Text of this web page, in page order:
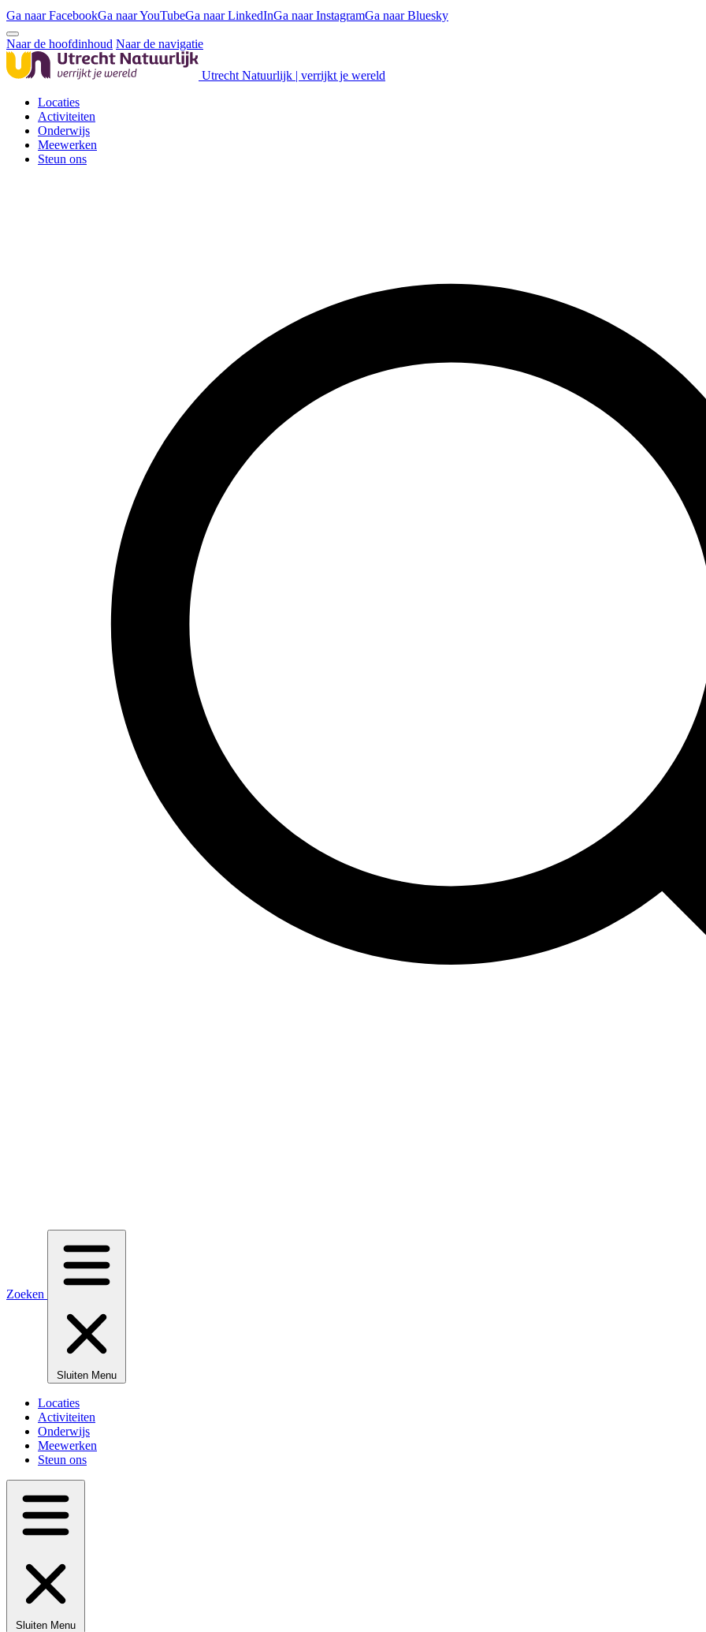
Ga naar FacebookGa naar YouTubeGa naar LinkedInGa naar InstagramGa naar Bluesky
Naar de hoofdinhoud Naar de navigatie
Utrecht Natuurlijk | verrijkt je wereld
Locaties
Activiteiten
Onderwijs
Meewerken
Steun ons
Zoeken
Sluiten Menu
Locaties
Activiteiten
Onderwijs
Meewerken
Steun ons
Sluiten Menu